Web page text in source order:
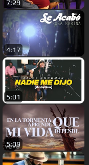
7:29
4:17
5:01
5:09